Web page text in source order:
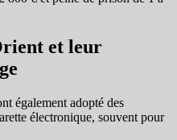
et leur
également adopté des
électronique, souvent pour